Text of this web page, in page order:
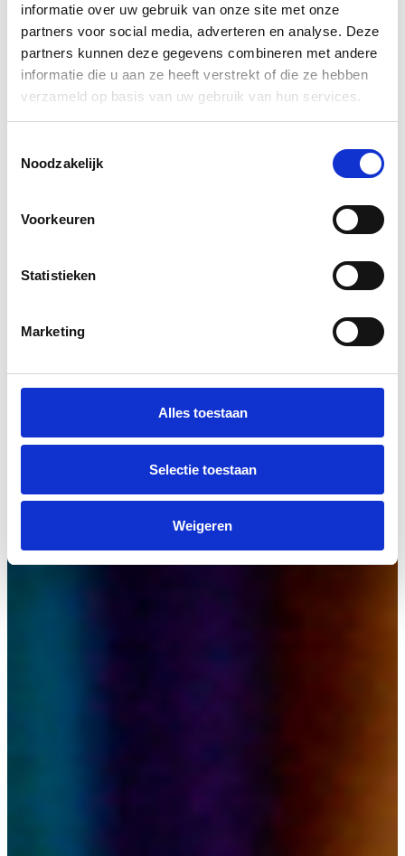
informatie over uw gebruik van onze site met onze
partners voor social media, adverteren en analyse. Deze
partners kunnen deze gegevens combineren met andere
informatie die u aan ze heeft verstrekt of die ze hebben
verzameld op basis van uw gebruik van hun services.
Noodzakelijk
Voorkeuren
Statistieken
Marketing
Alles toestaan
Selectie toestaan
Weigeren